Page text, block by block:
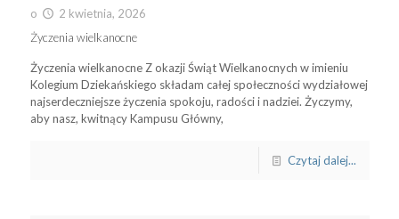
o
2 kwietnia, 2026
Życzenia wielkanocne
Życzenia wielkanocne Z okazji Świąt Wielkanocnych w imieniu
Kolegium Dziekańskiego składam całej społeczności wydziałowej
najserdeczniejsze życzenia spokoju, radości i nadziei. Życzymy,
aby nasz, kwitnący Kampusu Główny,
Czytaj dalej...